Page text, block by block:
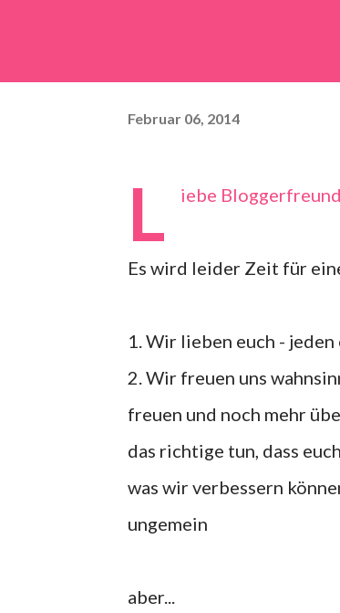
Februar 06, 2014
L iebe
Es wird leider Zeit für
1. Wir lieben euch -
2. Wir freuen uns
freuen und noch mehr
das richtige tun, dass
was wir verbessern
ungemein
aber...